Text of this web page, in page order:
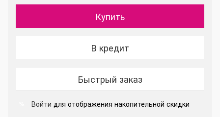
Купить
В кредит
Быстрый заказ
Войти для отображения накопительной скидки